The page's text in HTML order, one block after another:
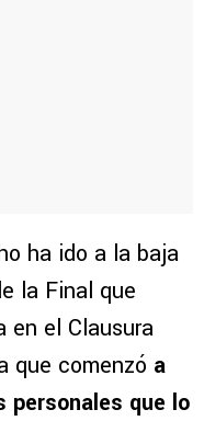
ha ido a la baja
la Final que
en el Clausura
que comenzó a
personales que lo